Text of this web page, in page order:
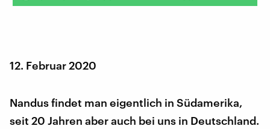
12. Februar 2020
Nandus findet man eigentlich in Südamerika,
seit 20 Jahren aber auch bei uns in Deutschland.